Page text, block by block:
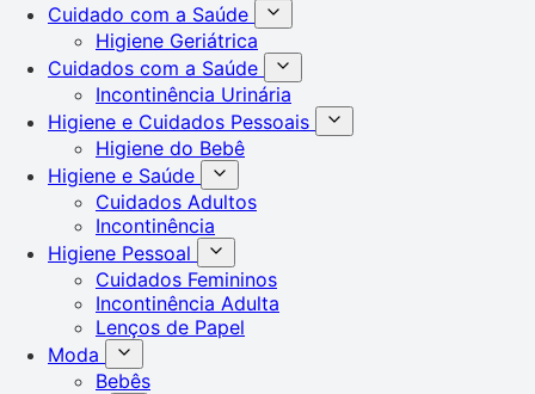
Cuidado com a Saúde
Higiene Geriátrica
Cuidados com a Saúde
Incontinência Urinária
Higiene e Cuidados Pessoais
Higiene do Bebê
Higiene e Saúde
Cuidados Adultos
Incontinência
Higiene Pessoal
Cuidados Femininos
Incontinência Adulta
Lenços de Papel
Moda
Bebês